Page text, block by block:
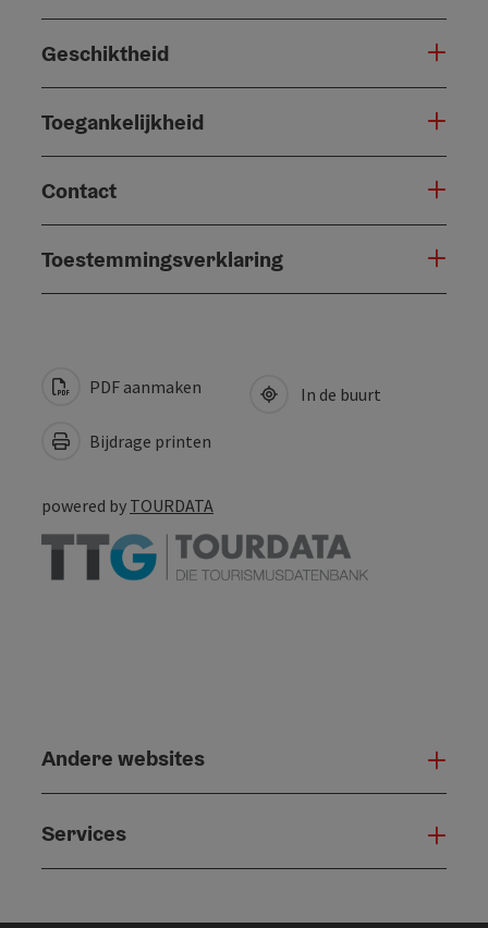
Geschiktheid
Toegankelijkheid
Contact
Toestemmingsverklaring
PDF aanmaken
Bijdrage printen
In de buurt
powered by TOURDATA
Andere websites
Services